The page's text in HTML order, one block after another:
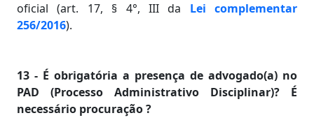
oficial (art. 17, § 4°, III da Lei complementar
256/2016).
13 - É obrigatória a presença de advogado(a) no
PAD (Processo Administrativo Disciplinar)? É
necessário procuração ?